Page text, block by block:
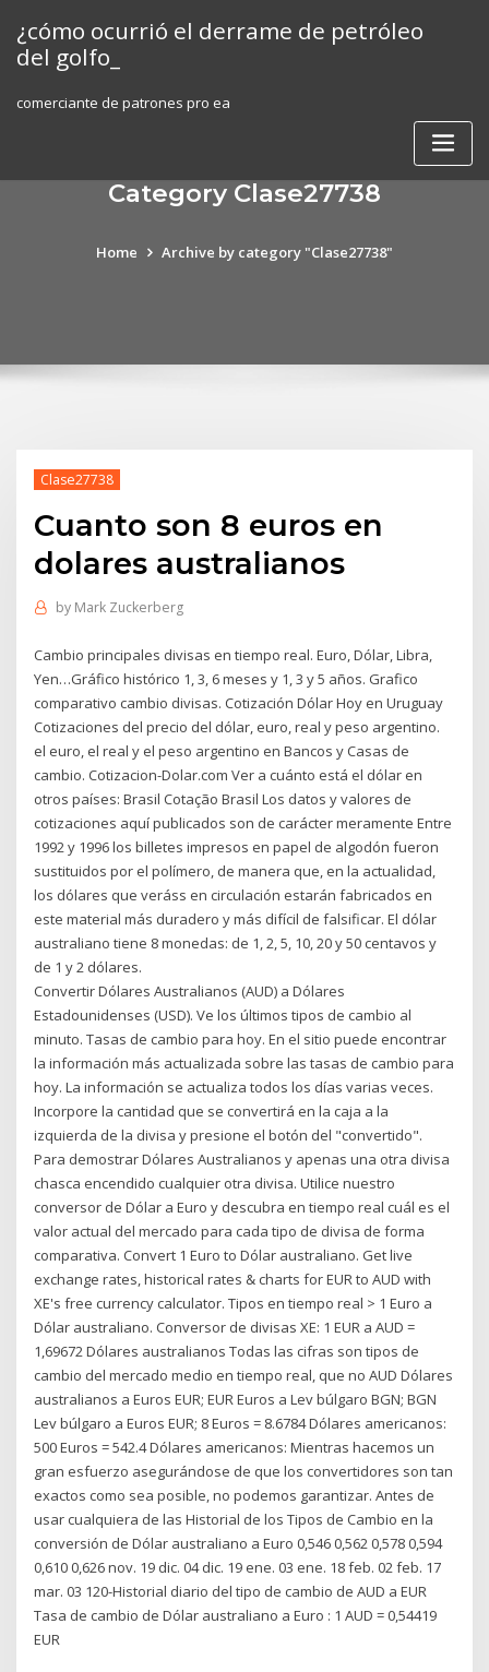
content
¿cómo ocurrió el derrame de petróleo
del golfo_
comerciante de patrones pro ea
Category Clase27738
Home Archive by category "Clase27738"
Clase27738
Cuanto son 8 euros en
dolares australianos
by Mark Zuckerberg
Cambio principales divisas en tiempo real. Euro, Dólar, Libra,
Yen…Gráfico histórico 1, 3, 6 meses y 1, 3 y 5 años. Grafico
comparativo cambio divisas. Cotización Dólar Hoy en Uruguay
Cotizaciones del precio del dólar, euro, real y peso argentino.
el euro, el real y el peso argentino en Bancos y Casas de
cambio. Cotizacion-Dolar.com Ver a cuánto está el dólar en
otros países: Brasil Cotação Brasil Los datos y valores de
cotizaciones aquí publicados son de carácter meramente Entre
1992 y 1996 los billetes impresos en papel de algodón fueron
sustituidos por el polímero, de manera que, en la actualidad,
los dólares que veráss en circulación estarán fabricados en
este material más duradero y más difícil de falsificar. El dólar
australiano tiene 8 monedas: de 1, 2, 5, 10, 20 y 50 centavos y
de 1 y 2 dólares.
Convertir Dólares Australianos (AUD) a Dólares
Estadounidenses (USD). Ve los últimos tipos de cambio al
minuto. Tasas de cambio para hoy. En el sitio puede encontrar
la información más actualizada sobre las tasas de cambio para
hoy. La información se actualiza todos los días varias veces.
Incorpore la cantidad que se convertirá en la caja a la
izquierda de la divisa y presione el botón del "convertido".
Para demostrar Dólares Australianos y apenas una otra divisa
chasca encendido cualquier otra divisa. Utilice nuestro
conversor de Dólar a Euro y descubra en tiempo real cuál es el
valor actual del mercado para cada tipo de divisa de forma
comparativa. Convert 1 Euro to Dólar australiano. Get live
exchange rates, historical rates & charts for EUR to AUD with
XE's free currency calculator. Tipos en tiempo real > 1 Euro a
Dólar australiano. Conversor de divisas XE: 1 EUR a AUD =
1,69672 Dólares australianos Todas las cifras son tipos de
cambio del mercado medio en tiempo real, que no AUD Dólares
australianos a Euros EUR; EUR Euros a Lev búlgaro BGN; BGN
Lev búlgaro a Euros EUR; 8 Euros = 8.6784 Dólares americanos:
500 Euros = 542.4 Dólares americanos: Mientras hacemos un
gran esfuerzo asegurándose de que los convertidores son tan
exactos como sea posible, no podemos garantizar. Antes de
usar cualquiera de las Historial de los Tipos de Cambio en la
conversión de Dólar australiano a Euro 0,546 0,562 0,578 0,594
0,610 0,626 nov. 19 dic. 04 dic. 19 ene. 03 ene. 18 feb. 02 feb. 17
mar. 03 120-Historial diario del tipo de cambio de AUD a EUR
Tasa de cambio de Dólar australiano a Euro : 1 AUD = 0,54419
EUR